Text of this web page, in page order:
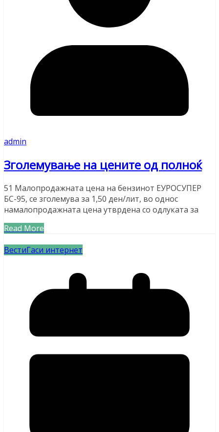
admin
Зголемување на цените од полноќ
51 Малопродажната цена на бензинот ЕУРОСУПЕР
БС-95, се зголемува за 1,50 ден/лит, во однос
намалопродажната цена утврдена со одлуката за
Read More
ВестиГаси интернет